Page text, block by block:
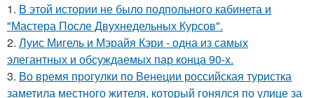
1. В этой истории не было подпольного кабинета и
"Мастера После Двухнедельных Курсов".
2. Луис Мигель и Мэрайя Кэри - одна из самых
элегантных и обсуждаемых пар конца 90-х.
3. Во время прогулки по Венеции российская туристка
заметила местного жителя, который гонялся по улице за